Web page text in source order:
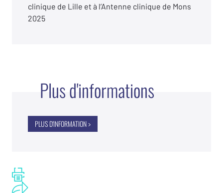
clinique de Lille et à l’Antenne clinique de Mons
2025
Plus d'informations
PLUS D'INFORMATION >